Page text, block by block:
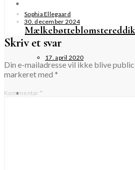
17. april 2020
Brombærmarmelade
Sophia Ellegaard
30. december 2024
Skriv et svar
Din e-mailadresse vil ikke blive
markeret med *
Kommentar *